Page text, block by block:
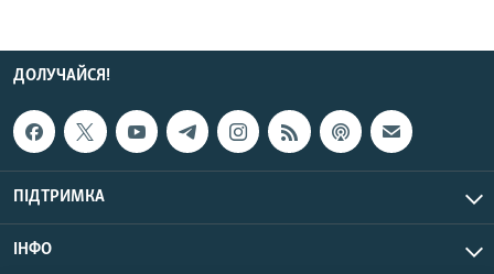
ДОЛУЧАЙСЯ!
ПІДТРИМКА
ІНФО